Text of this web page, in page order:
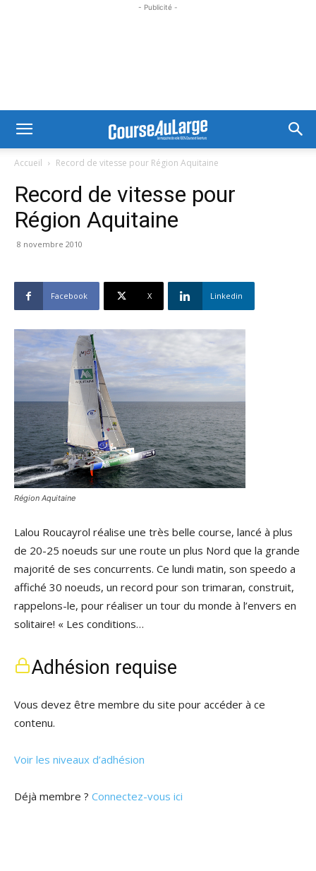
- Publicité -
Accueil Record de vitesse pour Région Aquitaine
Record de vitesse pour
Région Aquitaine
8 novembre 2010
Facebook X Linkedin
Région Aquitaine
Lalou Roucayrol réalise une très belle course, lancé à plus
de 20-25 noeuds sur une route un plus Nord que la grande
majorité de ses concurrents. Ce lundi matin, son speedo a
affiché 30 noeuds, un record pour son trimaran, construit,
rappelons-le, pour réaliser un tour du monde à l’envers en
solitaire! « Les conditions…
Adhésion requise
Vous devez être membre du site pour accéder à ce
contenu.
Voir les niveaux d’adhésion
Déjà membre ? Connectez-vous ici